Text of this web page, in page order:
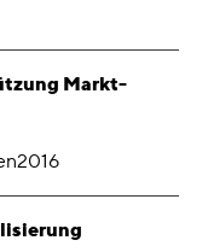
Markt-
2016